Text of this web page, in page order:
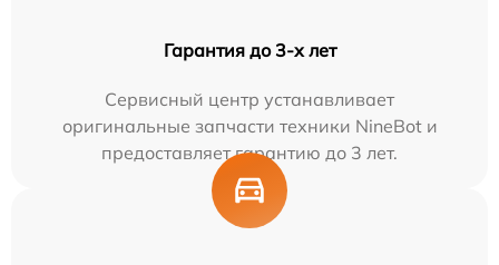
Гарантия до 3-х лет
Сервисный центр устанавливает
оригинальные запчасти техники NineBot и
предоставляет гарантию до 3 лет.